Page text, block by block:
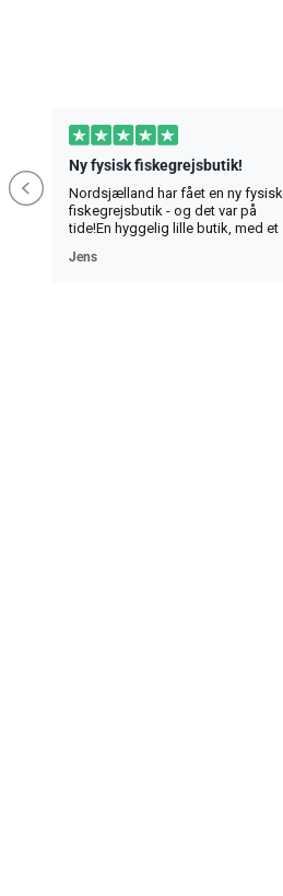
Ny fysisk fiskegrejsbutik!
Nordsjælland har fået en ny fysisk
fiskegrejsbutik - og det var på
tide!En hyggelig lille butik, med et
fiskeri. Her finder man det meste af
Jens